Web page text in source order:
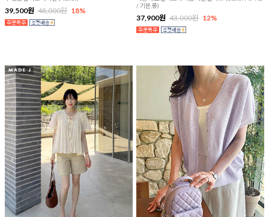
39,500원 48,000원 18%
/ 기본,롱)
37,900원 43,000원 12%